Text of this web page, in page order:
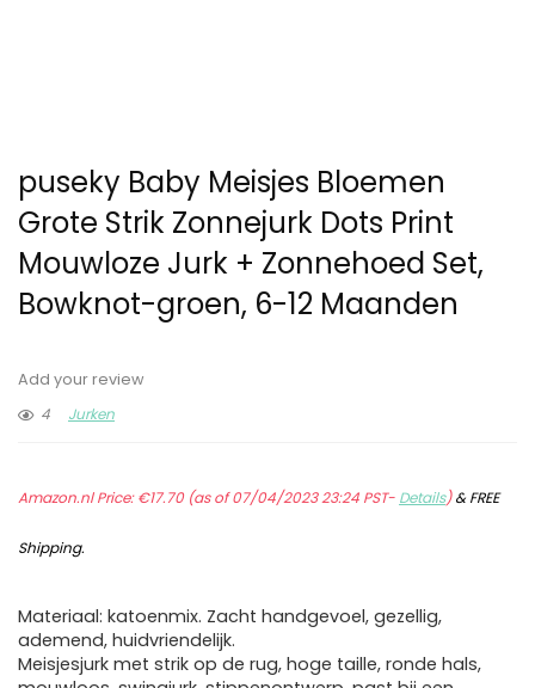
puseky Baby Meisjes Bloemen
Grote Strik Zonnejurk Dots Print
Mouwloze Jurk + Zonnehoed Set,
Bowknot-groen, 6-12 Maanden
Add your review
4
Jurken
Amazon.nl Price:€17.70(as of 07/04/2023 23:24 PST- Details)&FREE
Shipping.
Materiaal: katoenmix. Zacht handgevoel, gezellig,
ademend, huidvriendelijk.
Meisjesjurk met strik op de rug, hoge taille, ronde hals,